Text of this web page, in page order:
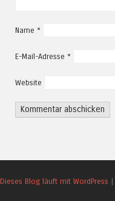
Name *
E-Mail-Adresse *
Website
Dieses Blog läuft mit WordPress |